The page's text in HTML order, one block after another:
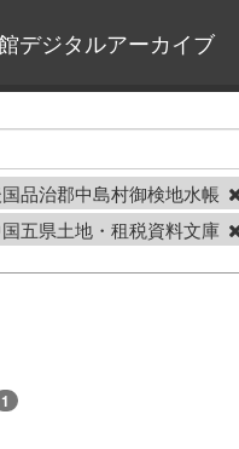
デジタルアーカイブ
品治郡中島村御検地水帳
五県土地・租税資料文庫
1